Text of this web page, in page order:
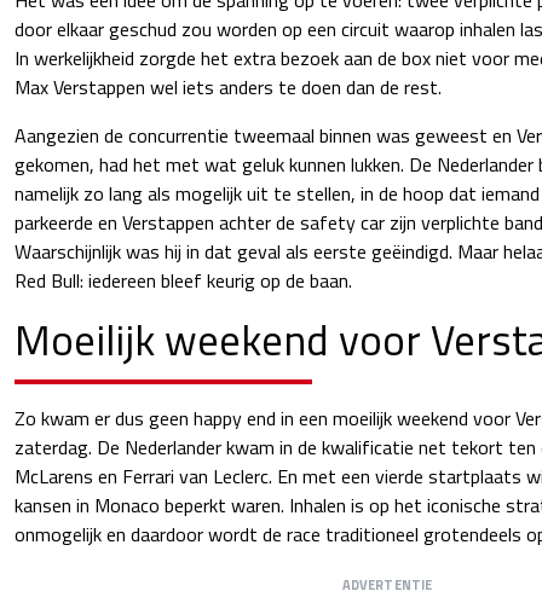
door elkaar geschud zou worden op een circuit waarop inhalen
In werkelijkheid zorgde het extra bezoek aan de box niet voor
Max Verstappen wel iets anders te doen dan de rest.
Aangezien de concurrentie tweemaal binnen was geweest en
gekomen, had het met wat geluk kunnen lukken. De
namelijk zo lang als mogelijk uit te stellen, in de hoop dat
parkeerde en Verstappen achter de safety car zijn verplichte
Waarschijnlijk was hij in dat geval als eerste geëindigd. Maar
Red Bull: iedereen bleef keurig op de baan.
Moeilijk weekend voor
Zo kwam er dus geen happy end in een moeilijk weekend voor
zaterdag. De Nederlander kwam in de kwalificatie net tekort ten
McLarens en Ferrari van Leclerc. En met een vierde startplaats
kansen in Monaco beperkt waren. Inhalen is op het iconische
onmogelijk en daardoor wordt de race traditioneel grotendeels
ADVERTENTIE